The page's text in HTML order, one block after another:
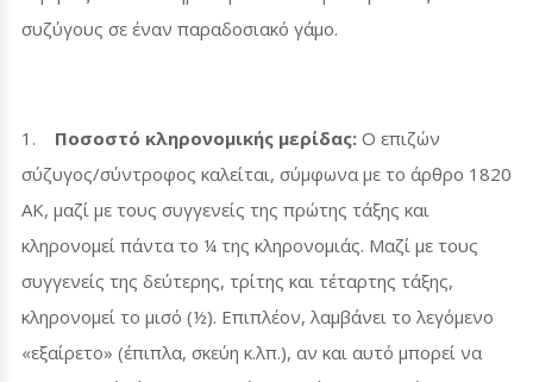
συζύγους σε έναν παραδοσιακό γάμο.
1. Ποσοστό κληρονομικής μερίδας: Ο επιζών
σύζυγος/σύντροφος καλείται, σύμφωνα με το άρθρο 1820
ΑΚ, μαζί με τους συγγενείς της πρώτης τάξης και
κληρονομεί πάντα το ¼ της κληρονομιάς. Μαζί με τους
συγγενείς της δεύτερης, τρίτης και τέταρτης τάξης,
κληρονομεί το μισό (½). Επιπλέον, λαμβάνει το λεγόμενο
«εξαίρετο» (έπιπλα, σκεύη κ.λπ.), αν και αυτό μπορεί να